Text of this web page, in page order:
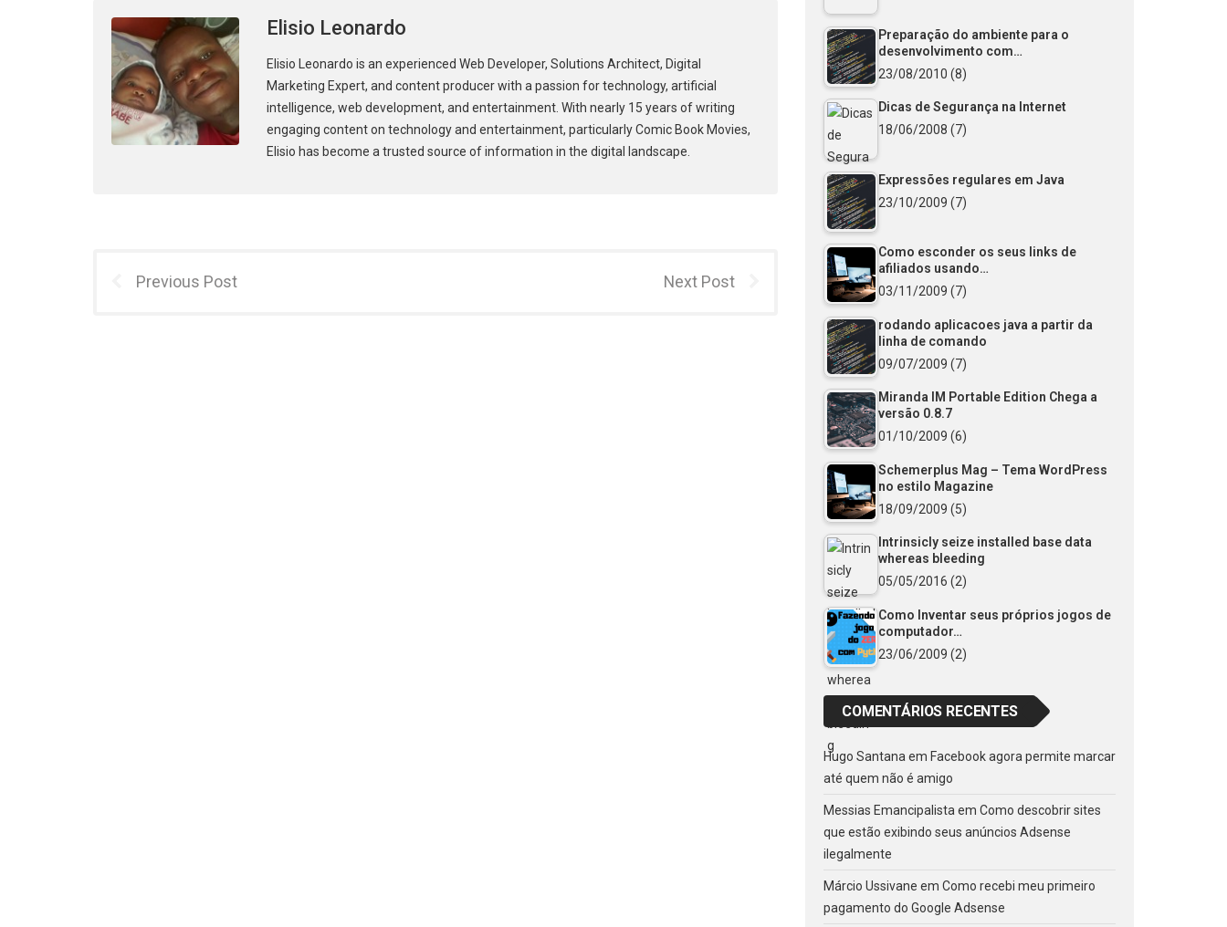
Elisio Leonardo
Elisio Leonardo is an experienced Web Developer, Solutions Architect, Digital
Marketing Expert, and content producer with a passion for technology, artificial
intelligence, web development, and entertainment. With nearly 15 years of writing
engaging content on technology and entertainment, particularly Comic Book Movies,
Elisio has become a trusted source of information in the digital landscape.
Previous Post Next Post
Preparação do ambiente para o
desenvolvimento com…
23/08/2010 (8)
Dicas de Segurança na Internet
18/06/2008 (7)
Expressões regulares em Java
23/10/2009 (7)
Como esconder os seus links de
afiliados usando…
03/11/2009 (7)
rodando aplicacoes java a partir da
linha de comando
09/07/2009 (7)
Miranda IM Portable Edition Chega a
versão 0.8.7
01/10/2009 (6)
Schemerplus Mag – Tema WordPress
no estilo Magazine
18/09/2009 (5)
Intrinsicly seize installed base data
whereas bleeding
05/05/2016 (2)
Como Inventar seus próprios jogos de
computador…
23/06/2009 (2)
COMENTÁRIOS RECENTES
Hugo Santana em Facebook agora permite marcar
até quem não é amigo
Messias Emancipalista em Como descobrir sites
que estão exibindo seus anúncios Adsense
ilegalmente
Márcio Ussivane em Como recebi meu primeiro
pagamento do Google Adsense